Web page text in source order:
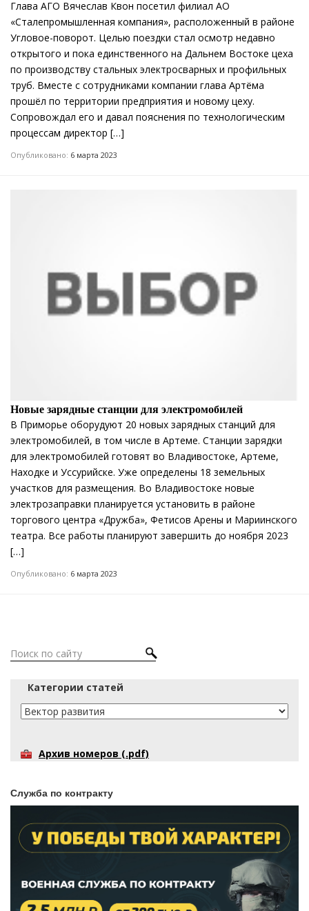
Глава АГО Вячеслав Квон посетил филиал АО
«Сталепромышленная компания», расположенный в районе
Угловое-поворот. Целью поездки стал осмотр недавно
открытого и пока единственного на Дальнем Востоке цеха
по производству стальных электросварных и профильных
труб. Вместе с сотрудниками компании глава Артёма
прошёл по территории предприятия и новому цеху.
Сопровождал его и давал пояснения по технологическим
процессам директор […]
Опубликовано: 6 марта 2023
Новые зарядные станции для электромобилей
В Приморье оборудуют 20 новых зарядных станций для
электромобилей, в том числе в Артеме. Станции зарядки
для электромобилей готовят во Владивостоке, Артеме,
Находке и Уссурийске. Уже определены 18 земельных
участков для размещения. Во Владивостоке новые
электрозаправки планируется установить в районе
торгового центра «Дружба», Фетисов Арены и Мариинского
театра. Все работы планируют завершить до ноября 2023
[…]
Опубликовано: 6 марта 2023
Категории статей
Архив номеров (.pdf)
Служба по контракту